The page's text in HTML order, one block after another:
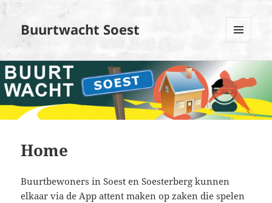
Buurtwacht Soest
EN
WIDGETS
Home
Buurtbewoners in Soest en Soesterberg kunnen
elkaar via de App attent maken op zaken die spelen